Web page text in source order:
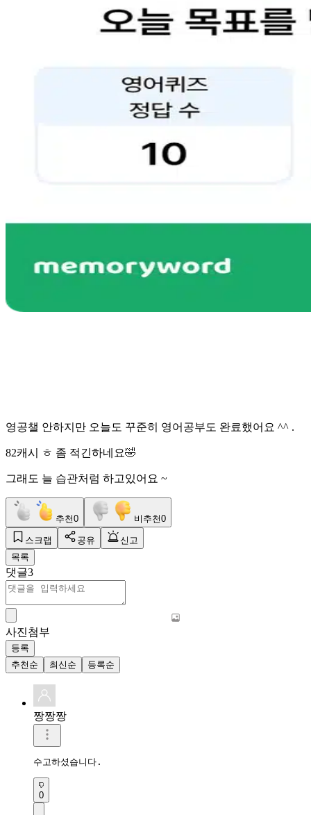
영공챌 안하지만 오늘도 꾸준히 영어공부도 완료했어요 ^^ .
82캐시 ㅎ 좀 적긴하네요🤣
그래도 늘 습관처럼 하고있어요 ~
추천0 비추천0
스크랩 공유
신고
목록
댓글3
사진첨부
등록
추천순
최신순 등록순
짱짱짱
수고하셨습니다.
0